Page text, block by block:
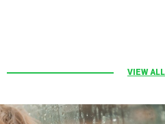
VIEW ALL